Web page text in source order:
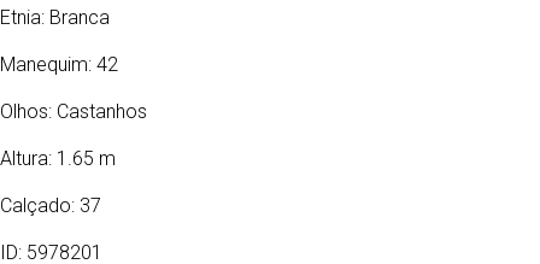
Etnia: Branca
Manequim: 42
Olhos: Castanhos
Altura: 1.65 m
Calçado: 37
ID: 5978201